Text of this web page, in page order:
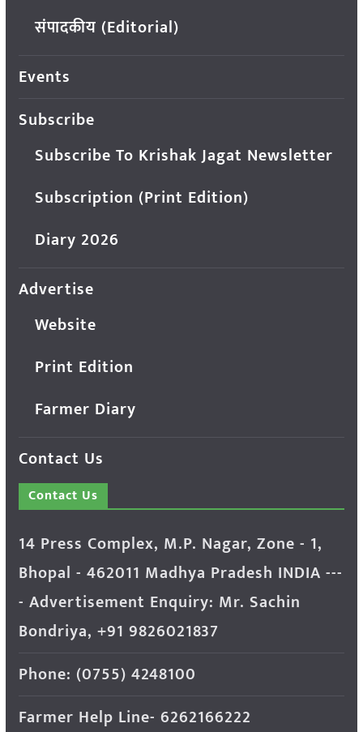
संपादकीय (Editorial)
Events
Subscribe
Subscribe To Krishak Jagat Newsletter
Subscription (Print Edition)
Diary 2026
Advertise
Website
Print Edition
Farmer Diary
Contact Us
Contact Us
14 Press Complex, M.P. Nagar, Zone - 1,
Bhopal - 462011 Madhya Pradesh INDIA ---
- Advertisement Enquiry: Mr. Sachin
Bondriya, +91 9826021837
Phone: (0755) 4248100
Farmer Help Line- 6262166222